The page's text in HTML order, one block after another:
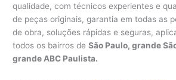
qualidade, com técnicos experientes e
de peças originais, garantia em todas as
de obra, soluções rápidas e seguras,
todos os bairros deSão Paulo, grande
grande ABC Paulista.